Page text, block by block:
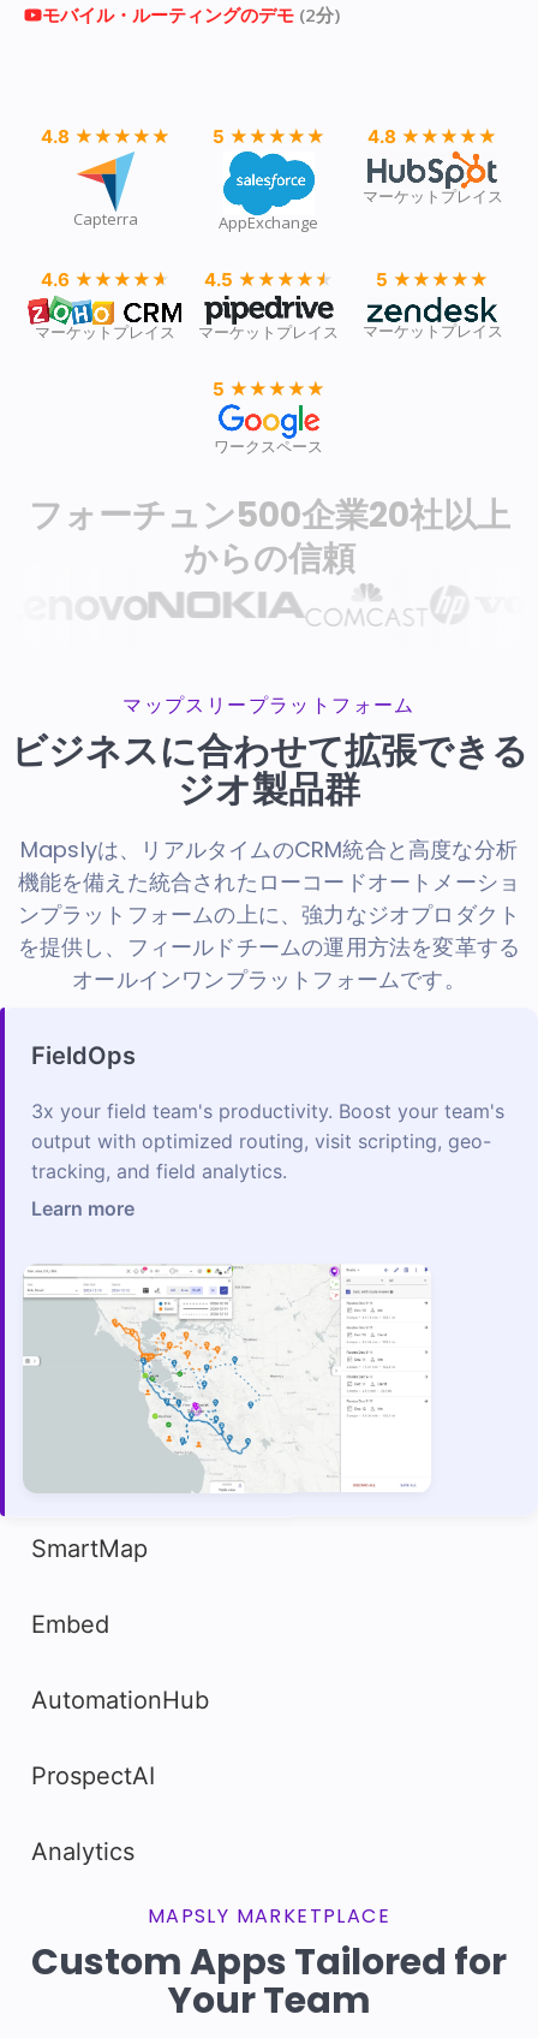
モバイル・ルーティングのデモ (2分)
4.8 ★★★★★
★★★★★
Capterra
5 ★★★★★
★★★★★
AppExchange
4.8 ★★★★★
★★★★★
マーケットプレイス
4.6 ★★★★★
★★★★★
マーケットプレイス
4.5 ★★★★★
★★★★★
マーケットプレイス
5 ★★★★★
★★★★★
マーケットプレイス
5 ★★★★★
★★★★★
ワークスペース
フォーチュン500企業20社以上
からの信頼
マップスリープラットフォーム
ビジネスに合わせて拡張できる
ジオ製品群
Mapslyは、リアルタイムのCRM統合と高度な分析
機能を備えた統合されたローコードオートメーショ
ンプラットフォームの上に、強力なジオプロダクト
を提供し、フィールドチームの運用方法を変革する
オールインワンプラットフォームです。
MAPSLY MARKETPLACE
Custom Apps Tailored for
Your Team